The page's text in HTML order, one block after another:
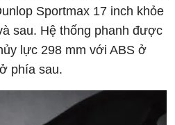
Sportmax 17 inch khỏe
sau. Hệ thống phanh được
lực 298 mm với ABS ở
phía sau.